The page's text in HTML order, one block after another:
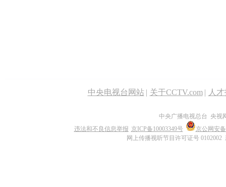
中央电视台网站 | 关于CCTV.com | 人
中央广播电视总台 央视
违法和不良信息举报 京ICP备10003349号
京公网安备
网上传播视听节目许可证号 0102002